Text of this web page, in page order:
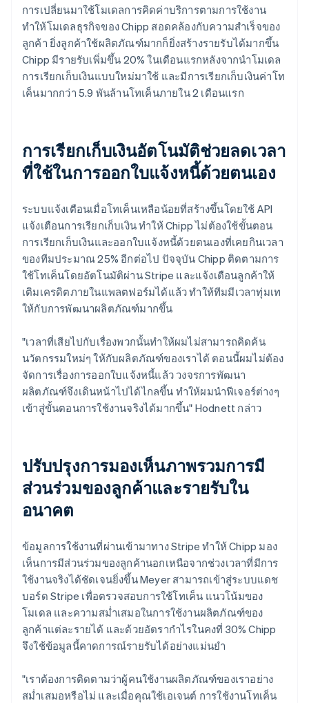
การเปลี่ยนมาใช้โมเดลการคิดค่าบริการตามการใช้งาน
ทำให้โมเดลธุรกิจของ Chipp สอดคล้องกับความสำเร็จของ
ลูกค้า ยิ่งลูกค้าใช้ผลิตภัณฑ์มากก็ยิ่งสร้างรายรับได้มากขึ้น
Chipp มีรายรับเพิ่มขึ้น 20% ในเดือนแรกหลังจากนำโมเดล
การเรียกเก็บเงินแบบใหม่มาใช้ และมีการเรียกเก็บเงินค่าโท
เค็นมากกว่า 5.9 พันล้านโทเค็นภายใน 2 เดือนแรก
การเรียกเก็บเงินอัตโนมัติช่วยลดเวลา
ที่ใช้ในการออกใบแจ้งหนี้ด้วยตนเอง
ระบบแจ้งเตือนเมื่อโทเค็นเหลือน้อยที่สร้างขึ้นโดยใช้ API
แจ้งเตือนการเรียกเก็บเงิน ทำให้ Chipp ไม่ต้องใช้ขั้นตอน
การเรียกเก็บเงินและออกใบแจ้งหนี้ด้วยตนเองที่เคยกินเวลา
ของทีมประมาณ 25% อีกต่อไป ปัจจุบัน Chipp ติดตามการ
ใช้โทเค็นโดยอัตโนมัติผ่าน Stripe และแจ้งเตือนลูกค้าให้
เติมเครดิตภายในแพลตฟอร์มได้แล้ว ทำให้ทีมมีเวลาทุ่มเท
ให้กับการพัฒนาผลิตภัณฑ์มากขึ้น
"เวลาที่เสียไปกับเรื่องพวกนั้นทำให้ผมไม่สามารถคิดค้น
นวัตกรรมใหม่ๆ ให้กับผลิตภัณฑ์ของเราได้ ตอนนี้ผมไม่ต้อง
จัดการเรื่องการออกใบแจ้งหนี้แล้ว วงจรการพัฒนา
ผลิตภัณฑ์จึงเดินหน้าไปได้ไกลขึ้น ทำให้ผมนำฟีเจอร์ต่างๆ
เข้าสู่ขั้นตอนการใช้งานจริงได้มากขึ้น" Hodnett กล่าว
ปรับปรุงการมองเห็นภาพรวมการมี
ส่วนร่วมของลูกค้าและรายรับใน
อนาคต
ข้อมูลการใช้งานที่ผ่านเข้ามาทาง Stripe ทำให้ Chipp มอง
เห็นการมีส่วนร่วมของลูกค้านอกเหนือจากช่วงเวลาที่มีการ
ใช้งานจริงได้ชัดเจนยิ่งขึ้น Meyer สามารถเข้าสู่ระบบแดช
บอร์ด Stripe เพื่อตรวจสอบการใช้โทเค็น แนวโน้มของ
โมเดล และความสม่ำเสมอในการใช้งานผลิตภัณฑ์ของ
ลูกค้าแต่ละรายได้ และด้วยอัตรากำไรในคงที่ 30% Chipp
จึงใช้ข้อมูลนี้คาดการณ์รายรับได้อย่างแม่นยำ
"เราต้องการติดตามว่าผู้คนใช้งานผลิตภัณฑ์ของเราอย่าง
สม่ำเสมอหรือไม่ และเมื่อคุณใช้เอเจนต์ การใช้งานโทเค็น